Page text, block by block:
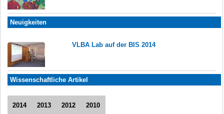
Neuigkeiten
VLBA Lab auf der BIS 2014
Wissenschaftliche Artikel
2014 2013 2012 2010